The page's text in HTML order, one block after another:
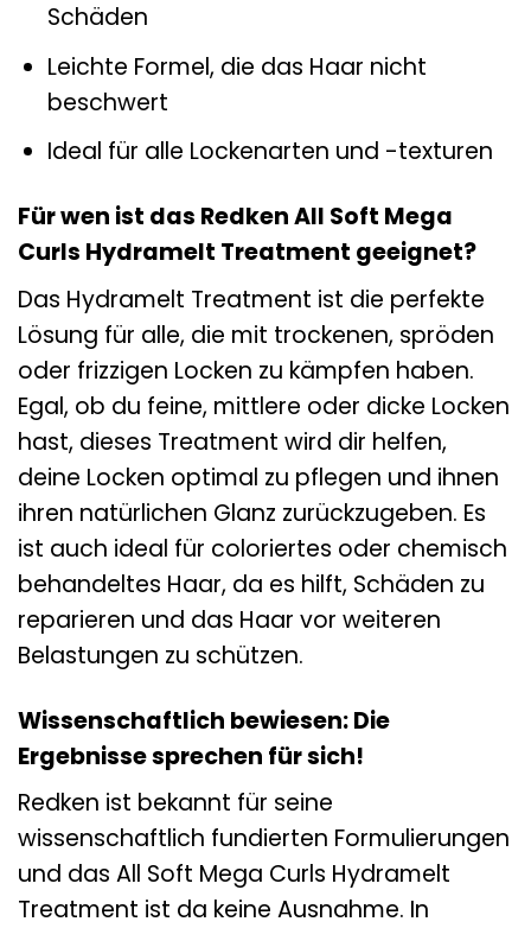
Schäden
Leichte Formel, die das Haar nicht
beschwert
Ideal für alle Lockenarten und -texturen
Für wen ist das Redken All Soft Mega
Curls Hydramelt Treatment geeignet?
Das Hydramelt Treatment ist die perfekte
Lösung für alle, die mit trockenen, spröden
oder frizzigen Locken zu kämpfen haben.
Egal, ob du feine, mittlere oder dicke Locken
hast, dieses Treatment wird dir helfen,
deine Locken optimal zu pflegen und ihnen
ihren natürlichen Glanz zurückzugeben. Es
ist auch ideal für coloriertes oder chemisch
behandeltes Haar, da es hilft, Schäden zu
reparieren und das Haar vor weiteren
Belastungen zu schützen.
Wissenschaftlich bewiesen: Die
Ergebnisse sprechen für sich!
Redken ist bekannt für seine
wissenschaftlich fundierten Formulierungen
und das All Soft Mega Curls Hydramelt
Treatment ist da keine Ausnahme. In